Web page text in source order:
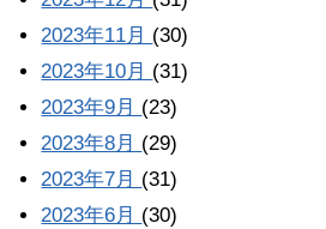
2023年11月 (30)
2023年10月 (31)
2023年9月 (23)
2023年8月 (29)
2023年7月 (31)
2023年6月 (30)